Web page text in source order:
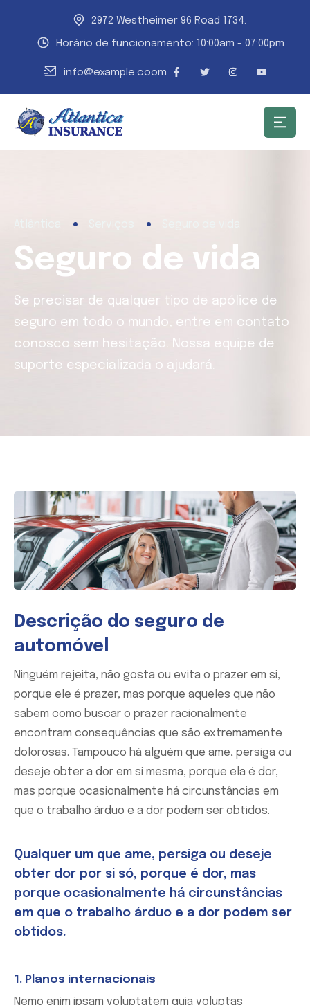
2972 Westheimer 96 Road 1734.
Horário de funcionamento: 10:00am - 07:00pm
info@example.coom
Seguro de vida
Se precisar de qualquer tipo de apólice de
seguro em todo o mundo, entre em contato
conosco sem hesitação. Nossa equipe de
suporte especializada o ajudará.
Descrição do seguro de
automóvel
Ninguém rejeita, não gosta ou evita o prazer em si,
porque ele é prazer, mas porque aqueles que não
sabem como buscar o prazer racionalmente
encontram consequências que são extremamente
dolorosas. Tampouco há alguém que ame, persiga ou
deseje obter a dor em si mesma, porque ela é dor,
mas porque ocasionalmente há circunstâncias em
que o trabalho árduo e a dor podem ser obtidos.
Qualquer um que ame, persiga ou deseje
obter dor por si só, porque é dor, mas
porque ocasionalmente há circunstâncias
em que o trabalho árduo e a dor podem ser
obtidos.
1. Planos internacionais
Nemo enim ipsam voluptatem quia voluptas